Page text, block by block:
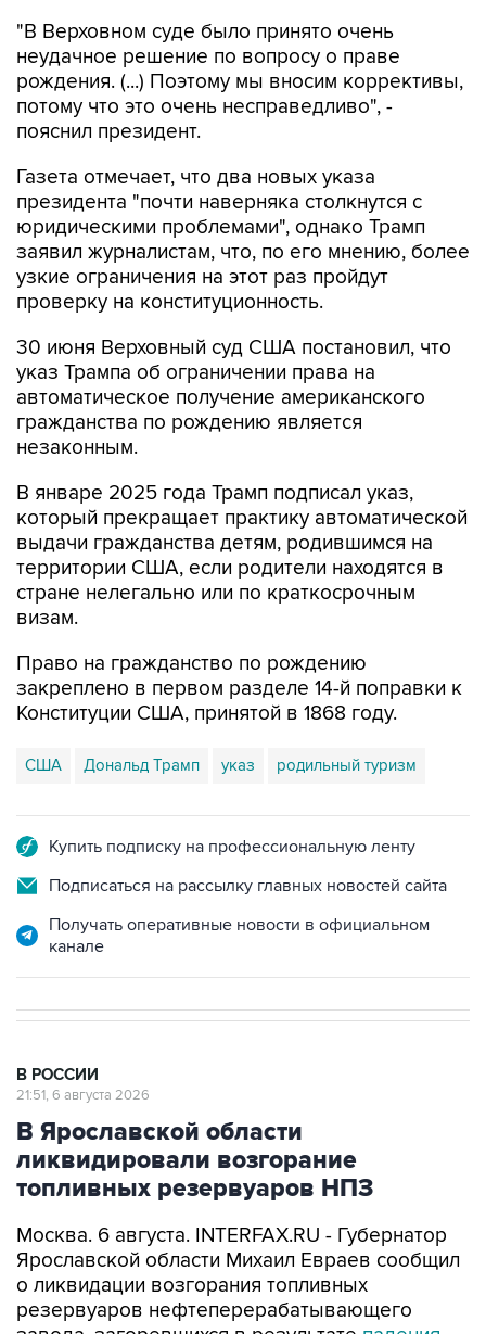
"В Верховном суде было принято очень
неудачное решение по вопросу о праве
рождения. (...) Поэтому мы вносим коррективы,
потому что это очень несправедливо", -
пояснил президент.
Газета отмечает, что два новых указа
президента "почти наверняка столкнутся с
юридическими проблемами", однако Трамп
заявил журналистам, что, по его мнению, более
узкие ограничения на этот раз пройдут
проверку на конституционность.
30 июня Верховный суд США постановил, что
указ Трампа об ограничении права на
автоматическое получение американского
гражданства по рождению является
незаконным.
В январе 2025 года Трамп подписал указ,
который прекращает практику автоматической
выдачи гражданства детям, родившимся на
территории США, если родители находятся в
стране нелегально или по краткосрочным
визам.
Право на гражданство по рождению
закреплено в первом разделе 14-й поправки к
Конституции США, принятой в 1868 году.
США Дональд Трамп указ родильный туризм
Купить подписку на профессиональную ленту
Подписаться на рассылку главных новостей сайта
Получать оперативные новости в официальном
канале
В РОССИИ
21:51, 6 августа 2026
В Ярославской области
ликвидировали возгорание
топливных резервуаров НПЗ
Москва. 6 августа. INTERFAX.RU - Губернатор
Ярославской области Михаил Евраев сообщил
о ликвидации возгорания топливных
резервуаров нефтеперерабатывающего